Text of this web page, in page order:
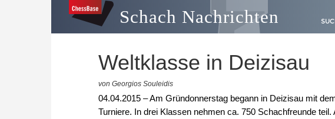
Schach Nachrichten
Weltklasse in Deizisau
von Georgios Souleidis
04.04.2015 – Am Gründonnerstag begann in Deizisau mit
Turniere. In drei Klassen nehmen ca. 750 Schachfreunde